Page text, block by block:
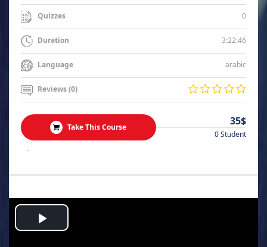
Quizzes 0
Duration 3:22:46
Language arabic
Reviews (0)
Take This Course 35$
0 Student
.
Play